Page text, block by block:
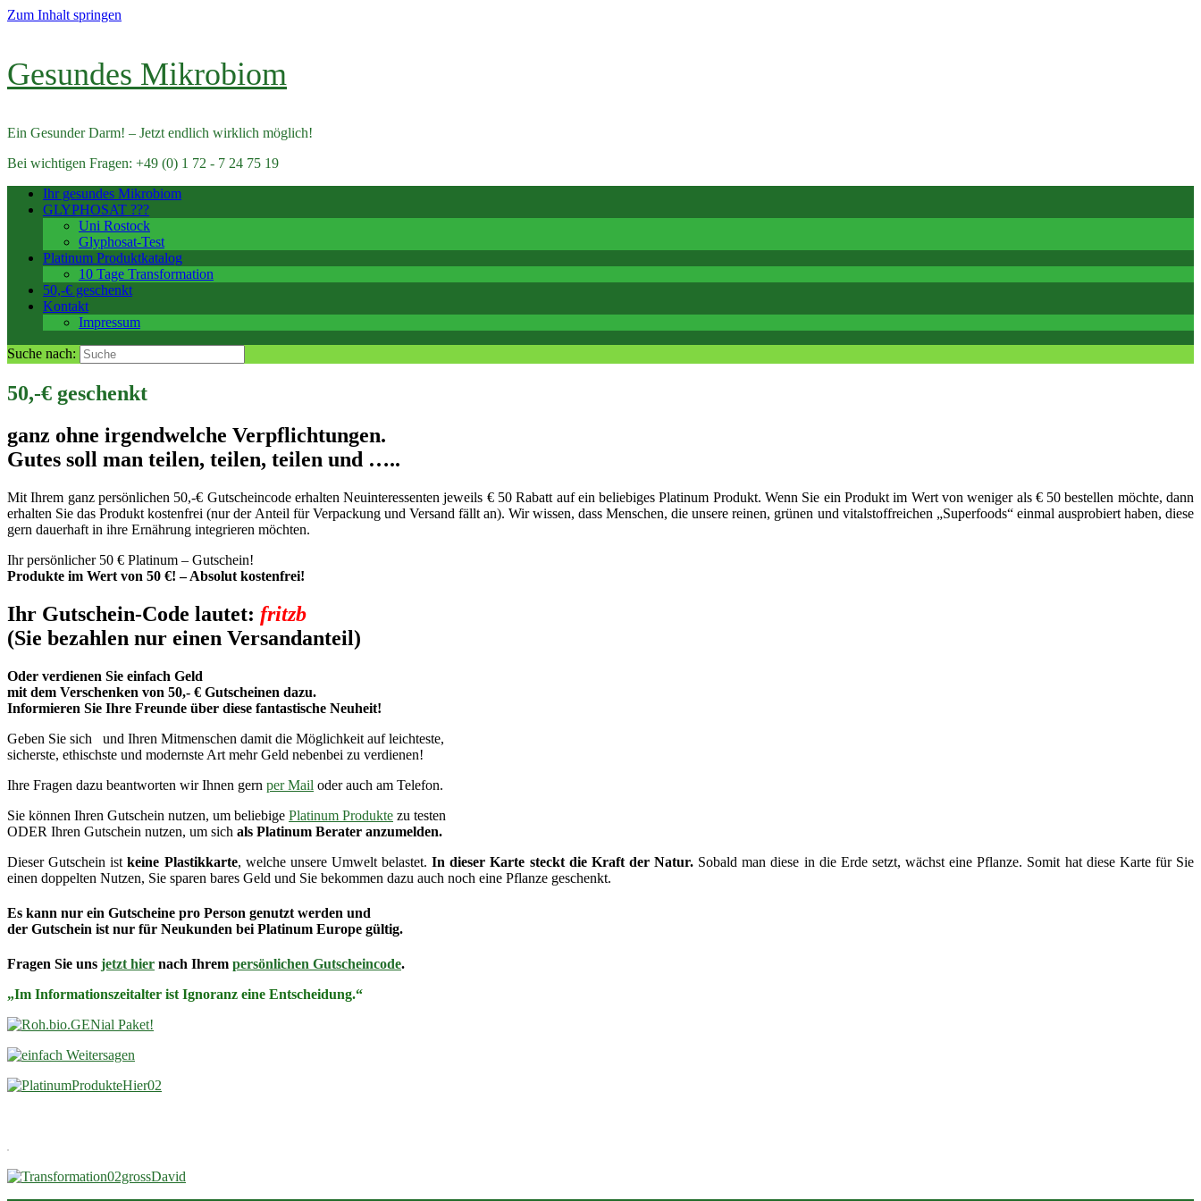
Zum Inhalt springen
Gesundes Mikrobiom
Ein Gesunder Darm! – Jetzt endlich wirklich möglich!
Bei wichtigen Fragen: +49 (0) 1 72 - 7 24 75 19
Ihr gesundes Mikrobiom
GLYPHOSAT ???
Uni Rostock
Glyphosat-Test
Platinum Produktkatalog
10 Tage Transformation
50,-€ geschenkt
Kontakt
Impressum
Suche nach:
50,-€ geschenkt
ganz ohne irgendwelche Verpflichtungen.
Gutes soll man teilen, teilen, teilen und …..
Mit Ihrem ganz persönlichen 50,-€ Gutscheincode erhalten Neuinteressenten jeweils € 50 Rabatt auf ein beliebiges Platinum Produkt. Wenn Sie ein Produkt im Wert von weniger als € 50 bestellen möchte, dann
erhalten Sie das Produkt kostenfrei (nur der Anteil für Verpackung und Versand fällt an). Wir wissen, dass Menschen, die unsere reinen, grünen und vitalstoffreichen „Superfoods“ einmal ausprobiert haben, diese
gern dauerhaft in ihre Ernährung integrieren möchten.
Ihr persönlicher 50 € Platinum – Gutschein!
Produkte im Wert von 50 €! – Absolut kostenfrei!
Ihr Gutschein-Code lautet: fritzb
(Sie bezahlen nur einen Versandanteil)
Oder verdienen Sie einfach Geld
mit dem Verschenken von 50,- € Gutscheinen dazu.
Informieren Sie Ihre Freunde über diese fantastische Neuheit!
Geben Sie sich und Ihren Mitmenschen damit die Möglichkeit auf leichteste,
sicherste, ethischste und modernste Art mehr Geld nebenbei zu verdienen!
Ihre Fragen dazu beantworten wir Ihnen gern per Mail oder auch am Telefon.
Sie können Ihren Gutschein nutzen, um beliebige Platinum Produkte zu testen
ODER Ihren Gutschein nutzen, um sich als Platinum Berater anzumelden.
Dieser Gutschein istkeine Plastikkarte, welche unsere Umwelt belastet.In dieser Karte steckt die Kraft der Natur. Sobald man diese in die Erde setzt, wächst eine Pflanze. Somit hat diese Karte für Sie
einen doppelten Nutzen, Sie sparen bares Geld und Sie bekommen dazu auch noch eine Pflanze geschenkt.
Es kann nur ein Gutscheine pro Person genutzt werden und
der Gutschein ist nur für Neukunden bei Platinum Europe gültig.
Fragen Sie uns jetzt hier nach Ihrem persönlichen Gutscheincode.
„Im Informationszeitalter ist Ignoranz eine Entscheidung.“